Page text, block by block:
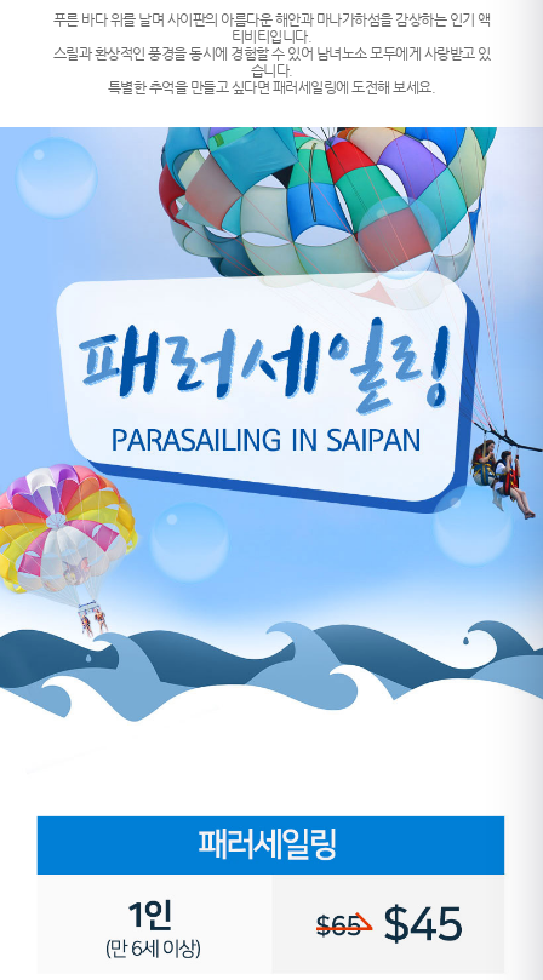
푸른 바다 위를 날며 사이판의 아름다운 해안과 마나가하섬을 감상하는 인기 액
티비티입니다.
스릴과 환상적인 풍경을 동시에 경험할 수 있어 남녀노소 모두에게 사랑받고 있
습니다.
특별한 추억을 만들고 싶다면 패러세일링에 도전해 보세요.